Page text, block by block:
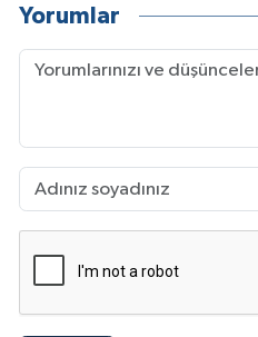
Yorumlar